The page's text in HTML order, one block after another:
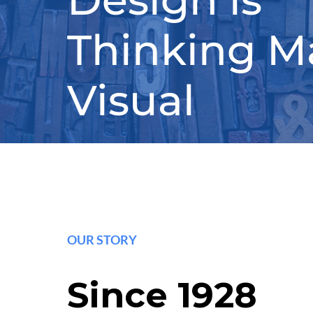
Thinking
Visual
OUR STORY
Since 1928